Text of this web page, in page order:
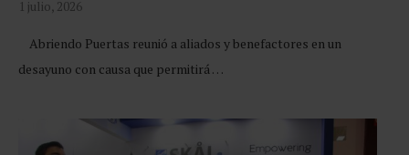
1 julio, 2026
Abriendo Puertas reunió a aliados y benefactores en un
desayuno con causa que permitirá …